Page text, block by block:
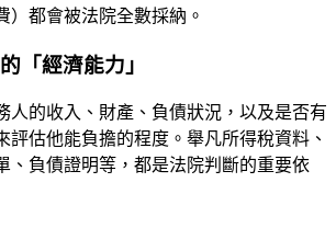
）都會被法院全數採納。
「經濟能力」
人的收入、財產、負債狀況，以及是否有
評估他能負擔的程度。舉凡所得稅資料、
、負債證明等，都是法院判斷的重要依